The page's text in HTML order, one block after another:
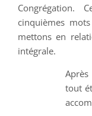
Congrégation.
cinquièmes
mettons en
intégrale.
tout